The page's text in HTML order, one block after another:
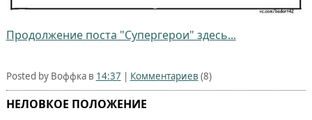
Продолжение поста "Супергерои" здесь...
Posted by Воффка в 14:37 | Комментариев (8)
НЕЛОВКОЕ ПОЛОЖЕНИЕ